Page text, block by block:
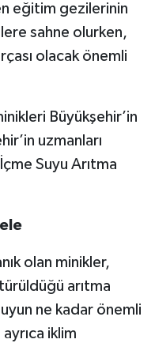
eğitim gezilerinin
sahne olurken,
olacak önemli
Büyükşehir’in
uzmanları
Suyu Arıtma
olan minikler,
arıtma
ne kadar önemli
iklim